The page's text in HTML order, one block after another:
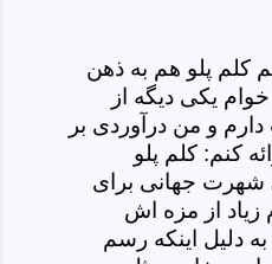
کلم پلو هم به ذهن
یکی دیگه از
و من درآوردی بر
کنم: کلم پلو
شهرت جهانی برای
از مزه اش
دلیل اینکه رسم